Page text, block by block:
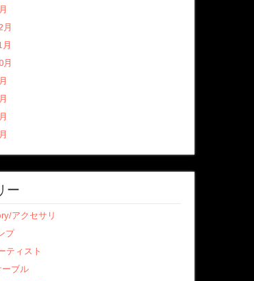
ー
アクセサリ
プ
ティスト
ブル